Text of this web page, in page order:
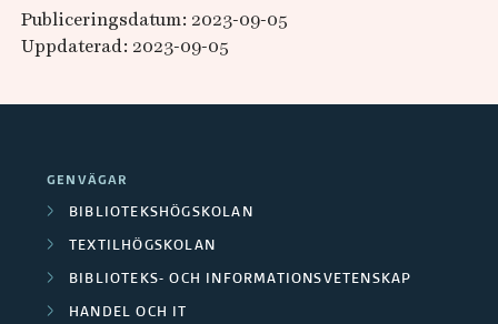
Publiceringsdatum: 2023-09-05
Uppdaterad: 2023-09-05
GENVÄGAR
BIBLIOTEKSHÖGSKOLAN
TEXTILHÖGSKOLAN
BIBLIOTEKS- OCH INFORMATIONSVETENSKAP
HANDEL OCH IT